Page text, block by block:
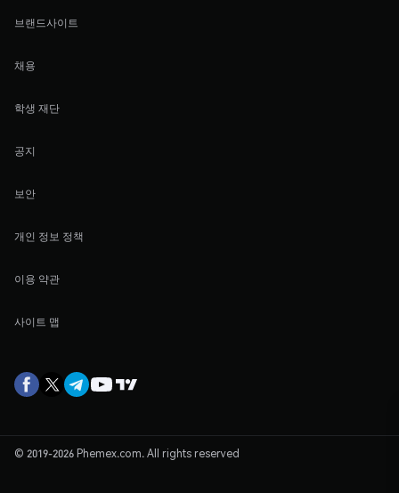
브랜드사이트
채용
학생 재단
공지
보안
개인 정보 정책
이용 약관
사이트 맵
© 2019-2026 Phemex.com. All rights reserved